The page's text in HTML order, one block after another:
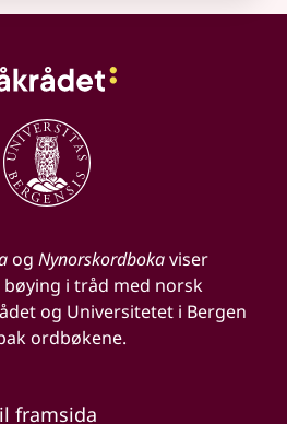
og Nynorskordbokaviser
i tråd med norsk
og Universitetet i Bergen
ordbøkene.
framsida